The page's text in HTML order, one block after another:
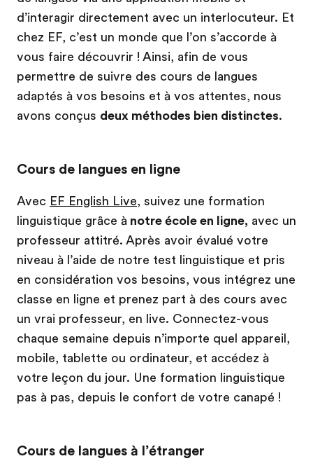
d’interagir directement avec un interlocuteur. Et
chez EF, c’est un monde que l’on s’accorde à
vous faire découvrir ! Ainsi, afin de vous
permettre de suivre des cours de langues
adaptés à vos besoins et à vos attentes, nous
avons conçus deux méthodes bien distinctes.
Cours de langues en ligne
Avec EF English Live, suivez une formation
linguistique grâce à notre école en ligne, avec un
professeur attitré. Après avoir évalué votre
niveau à l’aide de notre test linguistique et pris
en considération vos besoins, vous intégrez une
classe en ligne et prenez part à des cours avec
un vrai professeur, en live. Connectez-vous
chaque semaine depuis n’importe quel appareil,
mobile, tablette ou ordinateur, et accédez à
votre leçon du jour. Une formation linguistique
pas à pas, depuis le confort de votre canapé !
Cours de langues à l’étranger